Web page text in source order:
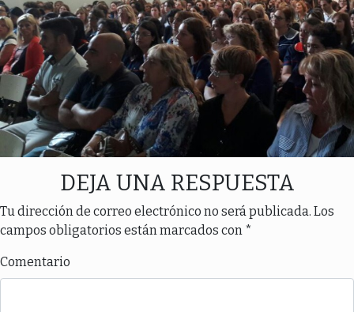
DEJA UNA RESPUESTA
Tu dirección de correo electrónico no será publicada. Los
campos obligatorios están marcados con *
Comentario